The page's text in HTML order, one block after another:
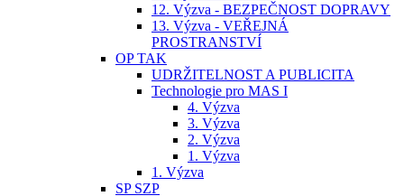
12. Výzva - BEZPEČNOST DOPRAVY
13. Výzva - VEŘEJNÁ
PROSTRANSTVÍ
OP TAK
UDRŽITELNOST A PUBLICITA
Technologie pro MAS I
4. Výzva
3. Výzva
2. Výzva
1. Výzva
1. Výzva
SP SZP